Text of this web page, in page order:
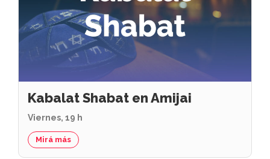
Kabalat Shabat en Amijai
Viernes, 19 h
Mirá más